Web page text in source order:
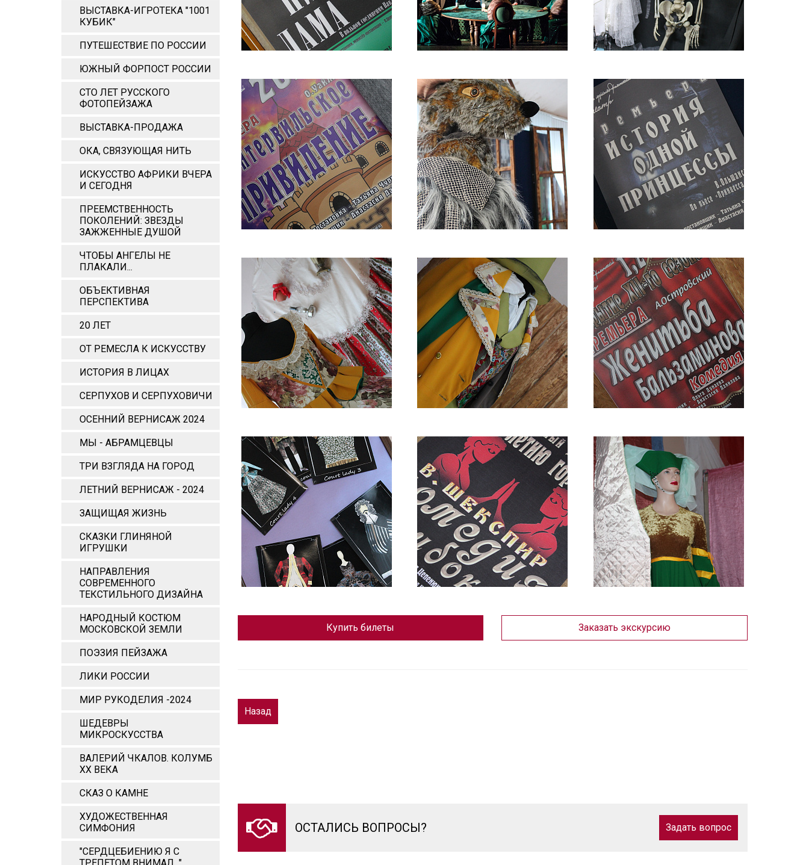
ВЫСТАВКА-ИГРОТЕКА "1001
КУБИК"
ПУТЕШЕСТВИЕ ПО РОССИИ
ЮЖНЫЙ ФОРПОСТ РОССИИ
СТО ЛЕТ РУССКОГО
ФОТОПЕЙЗАЖА
ВЫСТАВКА-ПРОДАЖА
ОКА, СВЯЗУЮЩАЯ НИТЬ
ИСКУССТВО АФРИКИ ВЧЕРА
И СЕГОДНЯ
ПРЕЕМСТВЕННОСТЬ
ПОКОЛЕНИЙ: ЗВЕЗДЫ
ЗАЖЖЕННЫЕ ДУШОЙ
ЧТОБЫ АНГЕЛЫ НЕ
ПЛАКАЛИ...
ОБЪЕКТИВНАЯ
ПЕРСПЕКТИВА
20 ЛЕТ
ОТ РЕМЕСЛА К ИСКУССТВУ
ИСТОРИЯ В ЛИЦАХ
СЕРПУХОВ И СЕРПУХОВИЧИ
ОСЕННИЙ ВЕРНИСАЖ 2024
МЫ - АБРАМЦЕВЦЫ
ТРИ ВЗГЛЯДА НА ГОРОД
ЛЕТНИЙ ВЕРНИСАЖ - 2024
ЗАЩИЩАЯ ЖИЗНЬ
СКАЗКИ ГЛИНЯНОЙ
ИГРУШКИ
НАПРАВЛЕНИЯ
СОВРЕМЕННОГО
ТЕКСТИЛЬНОГО ДИЗАЙНА
НАРОДНЫЙ КОСТЮМ
МОСКОВСКОЙ ЗЕМЛИ
ПОЭЗИЯ ПЕЙЗАЖА
ЛИКИ РОССИИ
МИР РУКОДЕЛИЯ -2024
ШЕДЕВРЫ
МИКРОСКУССТВА
ВАЛЕРИЙ ЧКАЛОВ. КОЛУМБ
ХХ ВЕКА
СКАЗ О КАМНЕ
ХУДОЖЕСТВЕННАЯ
СИМФОНИЯ
"СЕРДЦЕБИЕНИЮ Я С
Купить билеты Заказать экскурсию
Назад
ОСТАЛИСЬ ВОПРОСЫ? Задать вопрос